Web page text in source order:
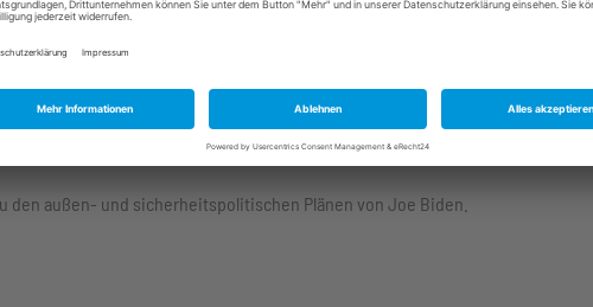
den außen- und sicherheitspolitischen Plänen von Joe Biden.